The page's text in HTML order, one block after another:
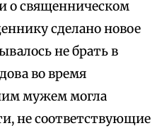
о священническом
сделано новое
не брать в
во время
мужем могла
не соответствующие